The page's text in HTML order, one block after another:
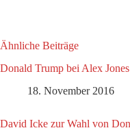
Ähnliche Beiträge
Donald Trump bei Alex Jones
18. November 2016
David Icke zur Wahl von